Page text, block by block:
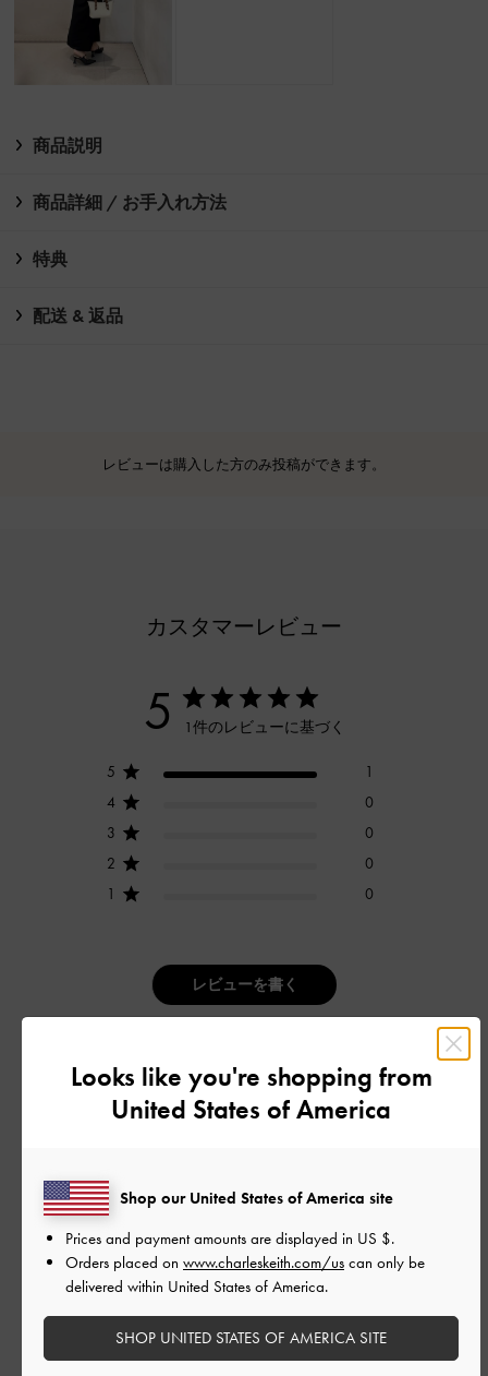
商品説明
商品詳細 / お手入れ方法
特典
配送 & 返品
レビューは購入した方のみ投稿ができます。
カスタマーレビュー
5 1件のレビューに基づく
5
1
4
0
3
0
2
0
1
0
レビューを書く
デザイン
とてもよかった
よかった
もっと見る
フィルター
Looks like you're shopping from
United States of America
Shop our United States of America site
Prices and payment amounts are displayed in US $.
Orders placed on www.charleskeith.com/us can only be
delivered within United States of America.
SHOP UNITED STATES OF AMERICA SITE